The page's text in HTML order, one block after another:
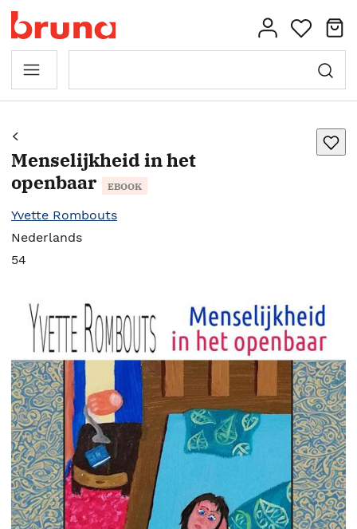
Menselijkheid in het
openbaar
EBOOK
Yvette Rombouts
Nederlands
54